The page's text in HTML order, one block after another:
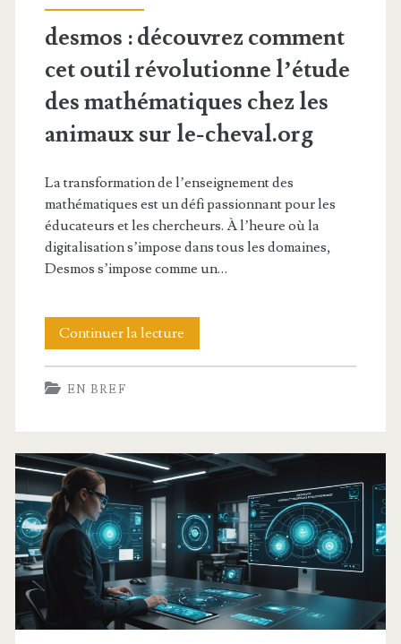
les
animaux
desmos : découvrez comment
cet outil révolutionne l’étude
des mathématiques chez les
animaux sur le-cheval.org
La transformation de l’enseignement des
mathématiques est un défi passionnant pour les
éducateurs et les chercheurs. À l’heure où la
digitalisation s’impose dans tous les domaines,
Desmos s’impose comme un…
Continuer la lecture
:
cet
révolutionne
l’étude
des
mathématiques
EN BREF